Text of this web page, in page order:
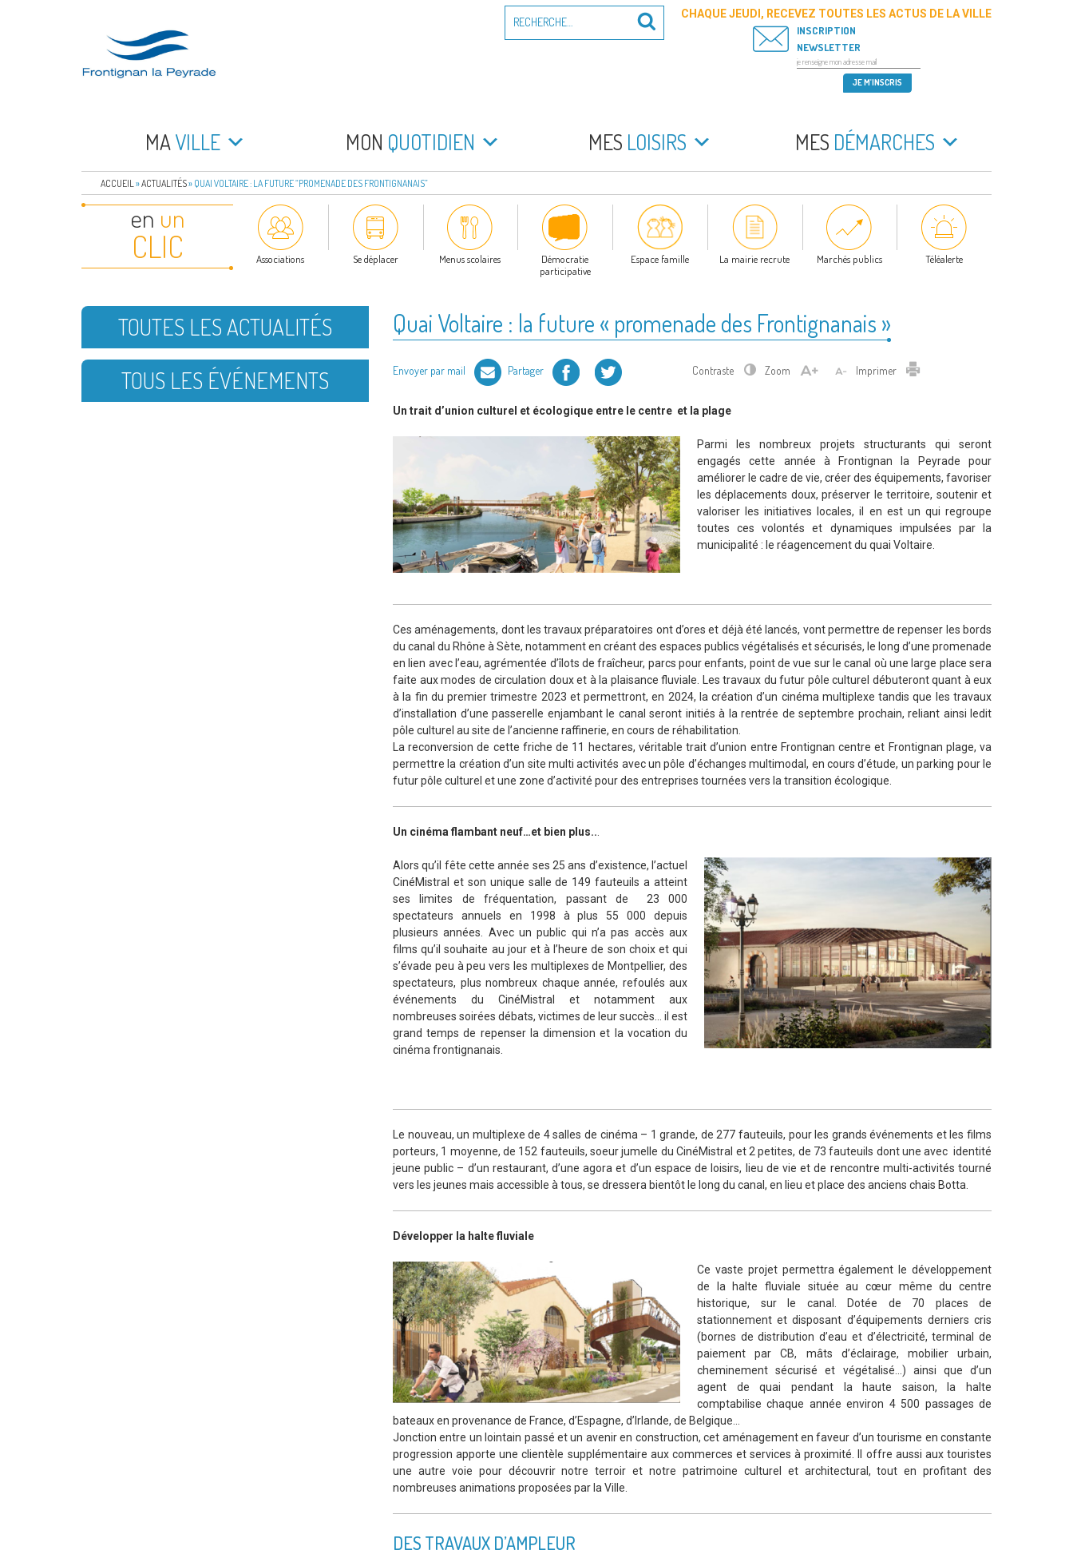
FRONTIGNAN LA PEYRADE
pour
Recherche
CHAQUE JEUDI, RECEVEZ TOUTES LES ACTUS DE LA VILLE
INSCRIPTION
NEWSLETTER
MAVILLE MON QUOTIDIEN MES LOISIRS MES DÉMARCHES
ACCUEIL »ACTUALITÉS» QUAI VOLTAIRE : LA FUTURE “PROMENADE DES FRONTIGNANAIS”
en un
CLIC Associations Se déplacer Menus scolaires
Démocratie
participative
Espace famille La mairie recrute Marchés publics Téléalerte
Quai Voltaire : la future « promenade des Frontignanais »
Envoyer par mail Partager Facebook Twitter Contraste Zoom Imprimer Imprimer
Un trait d’union culturel et écologique entre le centre et la plage
Parmi les nombreux projets structurants qui seront
engagés cette année à Frontignan la Peyrade pour
améliorer le cadre de vie, créer des équipements, favoriser
les déplacements doux, préserver le territoire, soutenir et
valoriser les initiatives locales, il en est un qui regroupe
toutes ces volontés et dynamiques impulsées par la
municipalité : le réagencement du quai Voltaire.
Ces aménagements, dont les travaux préparatoires ont d’ores et déjà été lancés, vont permettre de repenser les bords
du canal du Rhône à Sète, notamment en créant des espaces publics végétalisés et sécurisés, le long d’une promenade
en lien avec l’eau, agrémentée d’îlots de fraîcheur, parcs pour enfants, point de vue sur le canal où une large place sera
faite aux modes de circulation doux et à la plaisance fluviale. Les travaux du futur pôle culturel débuteront quant à eux
à la fin du premier trimestre 2023 et permettront, en 2024, la création d’un cinéma multiplexe tandis que les travaux
d’installation d’une passerelle enjambant le canal seront initiés à la rentrée de septembre prochain, reliant ainsi ledit
pôle culturel au site de l’ancienne raffinerie, en cours de réhabilitation.
La reconversion de cette friche de 11 hectares, véritable trait d’union entre Frontignan centre et Frontignan plage, va
permettre la création d’un site multi activités avec un pôle d’échanges multimodal, en cours d’étude, un parking pour le
futur pôle culturel et une zone d’activité pour des entreprises tournées vers la transition écologique.
Un cinéma flambant neuf…et bien plus..
Alors qu’il fête cette année ses 25 ans d’existence, l’actuel
CinéMistral et son unique salle de 149 fauteuils a atteint
ses limites de fréquentation, passant de 23 000
spectateurs annuels en 1998 à plus 55 000 depuis
plusieurs années. Avec un public qui n’a pas accès aux
films qu’il souhaite au jour et à l’heure de son choix et qui
s’évade peu à peu vers les multiplexes de Montpellier, des
spectateurs, plus nombreux chaque année, refoulés aux
événements du CinéMistral et notamment aux
nombreuses soirées débats, victimes de leur succès… il est
grand temps de repenser la dimension et la vocation du
cinéma frontignanais.
Le nouveau, un multiplexe de 4 salles de cinéma – 1 grande, de 277 fauteuils, pour les grands événements et les films
porteurs, 1 moyenne, de 152 fauteuils, soeur jumelle du CinéMistral et 2 petites, de 73 fauteuils dont une avec identité
jeune public – d’un restaurant, d’une agora et d’un espace de loisirs, lieu de vie et de rencontre multi-activités tourné
vers les jeunes mais accessible à tous, se dressera bientôt le long du canal, en lieu et place des anciens chais Botta.
Développer la halte fluviale
Ce vaste projet permettra également le développement
de la halte fluviale située au cœur même du centre
historique, sur le canal. Dotée de 70 places de
stationnement et disposant d’équipements derniers cris
(bornes de distribution d’eau et d’électricité, terminal de
paiement par CB, mâts d’éclairage, mobilier urbain,
cheminement sécurisé et végétalisé…) ainsi que d’un
agent de quai pendant la haute saison, la halte
comptabilise chaque année environ 4 500 passages de
bateaux en provenance de France, d’Espagne, d’Irlande, de Belgique…
Jonction entre un lointain passé et un avenir en construction, cet aménagement en faveur d’un tourisme en constante
progression apporte une clientèle supplémentaire aux commerces et services à proximité. Il offre aussi aux touristes
une autre voie pour découvrir notre terroir et notre patrimoine culturel et architectural, tout en profitant des
nombreuses animations proposées par la Ville.
DES TRAVAUX D’AMPLEUR
TOUTES LES ACTUALITÉS
TOUS LES ÉVÉNEMENTS